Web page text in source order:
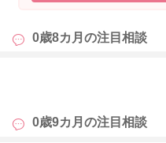
0歳8カ月の注目相談
も
0歳9カ月の注目相談